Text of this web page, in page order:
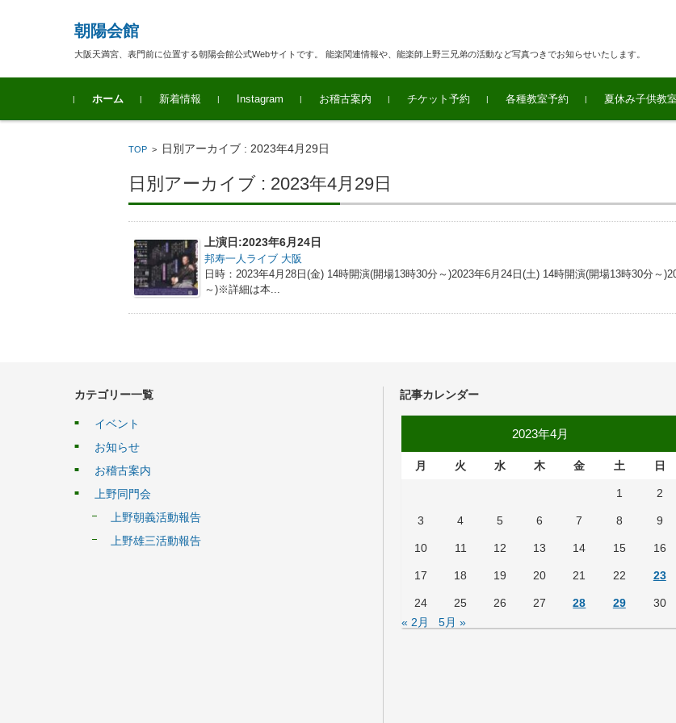
朝陽会館
大阪天満宮、表門前に位置する朝陽会館公式Webサイトです。 能楽関連情報や、能楽師上野三兄弟の活動など写真つきでお知らせいたします。
コンテンツに移動
ホーム
新着情報 Instagram お稽古案内 チケット予約 各種教室予約 夏休み子供教
TOP > 日別アーカイブ : 2023年4月29日
日別アーカイブ : 2023年4月29日
上演日:2023年6月24日
邦寿一人ライブ 大阪
日時：2023年4月28日(金) 14時開演(開場13時30分～)2023年6月24日(土) 14時開演(開場13時30分～
～)※詳細は本...
カテゴリー一覧
イベント
お知らせ
お稽古案内
上野同門会
上野朝義活動報告
上野雄三活動報告
記事カレンダー
2023年4月
月 火 水 木 金 土 日
1 2
3 4 5 6 7 8 9
10 11 12 13 14 15 16
17 18 19 20 21 22 23
24 25 26 27 28 29
30
« 2月
5月 »